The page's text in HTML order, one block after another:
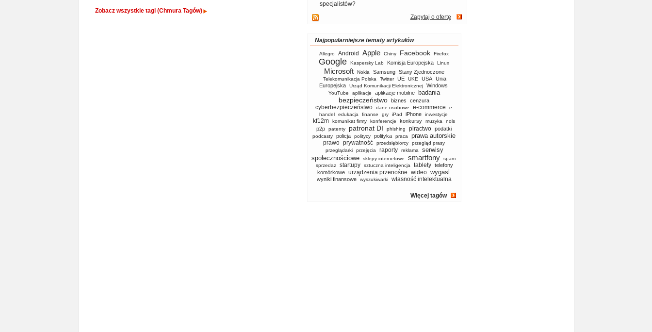
Zobacz wszystkie tagi (Chmura Tagów)
specjalistów?
Zapytaj o ofertę
Najpopularniejsze tematy artykułów
Allegro Android Apple Chiny Facebook Firefox
Google Kaspersky Lab Komisja Europejska Linux
Microsoft Nokia Samsung Stany Zjednoczone
Telekomunikacja Polska Twitter UE UKE USA
Unia
Europejska
Urząd Komunikacji Elektronicznej Windows
YouTube aplikacje aplikacje mobilne badania
bezpieczeństwo biznes cenzura
cyberbezpieczeństwo dane osobowe e-commerce
e-
handel
edukacja finanse gry iPad iPhone inwestycje
kf12m komunikat firmy konferencje konkursy muzyka nols
p2p patenty patronat DI phishing piractwo podatki
podcasty policja politycy polityka praca prawa autorskie
prawo prywatność przedsiębiorcy
przegląd prasy
przeglądarki
przejęcia raporty reklama
serwisy
społecznościowe
sklepy internetowe smartfony
spam
sprzedaż
startupy sztuczna inteligencja tablety telefony
komórkowe urządzenia przenośne wideo wygasl
wyniki finansowe wyszukiwarki własność intelektualna
Więcej tagów